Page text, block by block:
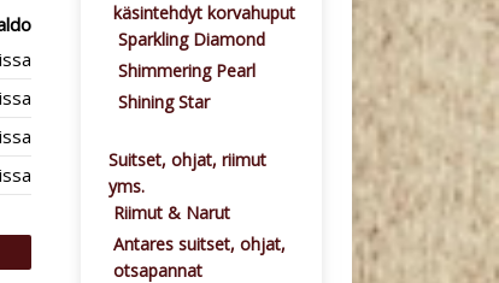
käsintehdyt korvahuput
Sparkling Diamond
Shimmering Pearl
Shining Star
Suitset, ohjat, riimut
yms.
Riimut & Narut
Antares suitset, ohjat,
otsapannat